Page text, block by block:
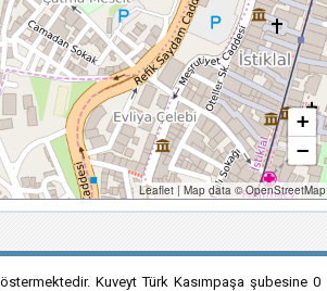
+
−
Leaflet | Map data ©OpenStreetMap
Kuveyt Türk Kasımpaşa şubesine 0